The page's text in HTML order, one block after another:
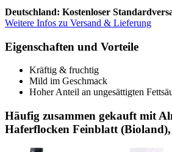
Deutschland: Kostenloser
Weitere Infos zu Versand & Lieferung
Eigenschaften und Vorteile
Kräftig & fruchtig
Mild im Geschmack
Hoher Anteil an ungesättigten
Häufig zusammen gekauft mit
Haferflocken Feinblatt (Bioland),